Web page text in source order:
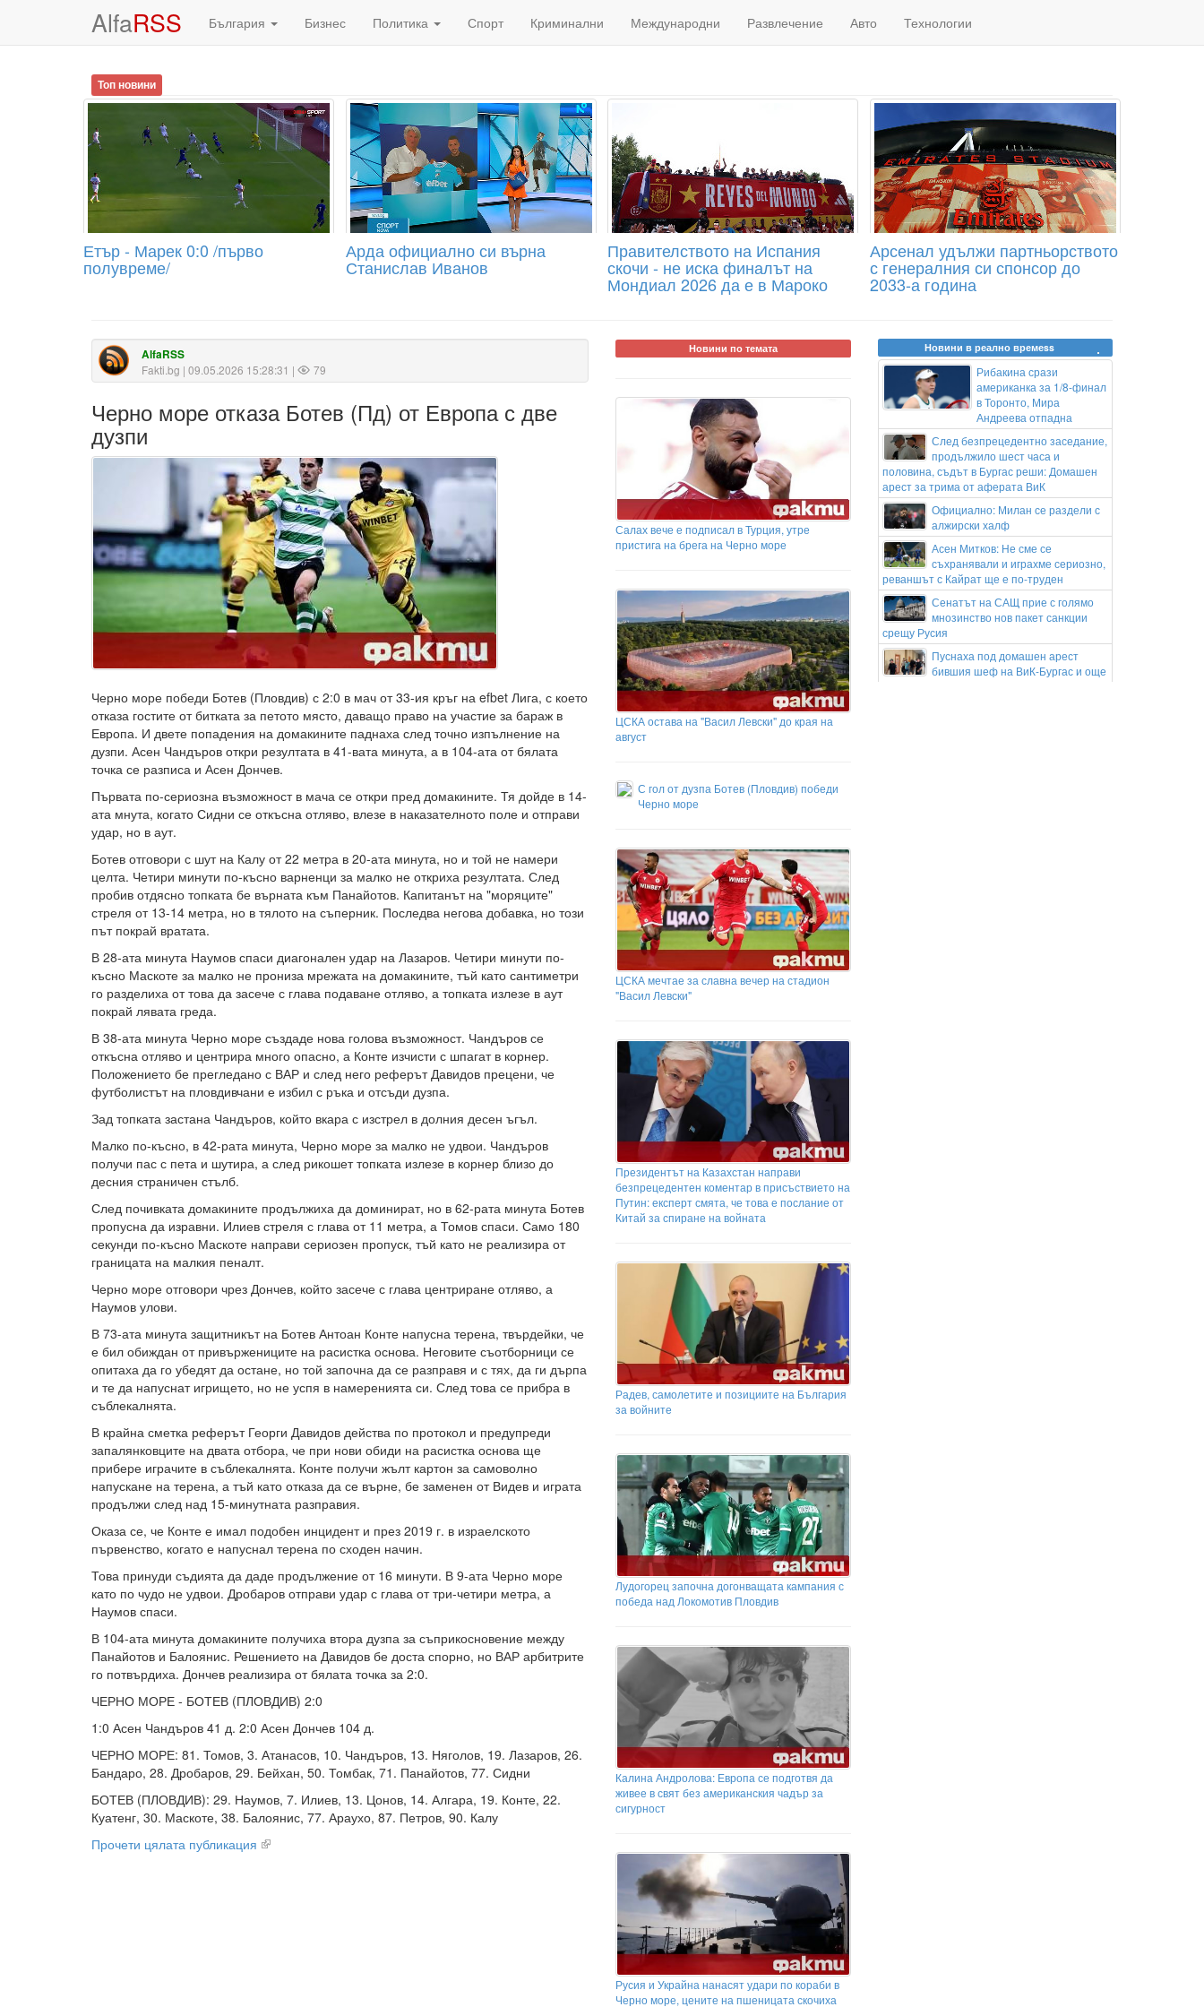
AlfaRSS България Бизнес Политика Спорт Криминални Международни Развлечение Авто Технологии
Топ новини
Етър - Марек 0:0 /първо
полувреме/
Арда официално си върна
Станислав Иванов
Правителството на Испания
скочи - не иска финалът на
Мондиал 2026 да е в Мароко
Арсенал удължи партньорството
с генералния си спонсор до
2033-а година
AlfaRSS
Fakti.bg | 09.05.2026 15:28:31 | 79
Черно море отказа Ботев (Пд) от Европа с две
дузпи
Черно море победи Ботев (Пловдив) с 2:0 в мач от 33-ия кръг на efbet Лига, с което
отказа гостите от битката за петото място, даващо право на участие за бараж в
Европа. И двете попадения на домакините паднаха след точно изпълнение на
дузпи. Асен Чандъров откри резултата в 41-вата минута, а в 104-ата от бялата
точка се разписа и Асен Дончев.
Първата по-сериозна възможност в мача се откри пред домакините. Тя дойде в 14-
ата мнута, когато Сидни се откъсна отляво, влезе в наказателното поле и отправи
удар, но в аут.
Ботев отговори с шут на Калу от 22 метра в 20-ата минута, но и той не намери
целта. Четири минути по-късно варненци за малко не откриха резултата. След
пробив отдясно топката бе върната към Панайотов. Капитанът на "моряците"
стреля от 13-14 метра, но в тялото на съперник. Последва негова добавка, но този
път покрай вратата.
В 28-ата минута Наумов спаси диагонален удар на Лазаров. Четири минути по-
късно Маскоте за малко не прониза мрежата на домакините, тъй като сантиметри
го разделиха от това да засече с глава подаване отляво, а топката излезе в аут
покрай лявата греда.
В 38-ата минута Черно море създаде нова голова възможност. Чандъров се
откъсна отляво и центрира много опасно, а Конте изчисти с шпагат в корнер.
Положението бе прегледано с ВАР и след него реферът Давидов прецени, че
футболистът на пловдивчани е избил с ръка и отсъди дузпа.
Зад топката застана Чандъров, който вкара с изстрел в долния десен ъгъл.
Малко по-късно, в 42-рата минута, Черно море за малко не удвои. Чандъров
получи пас с пета и шутира, а след рикошет топката излезе в корнер близо до
десния страничен стълб.
След почивката домакините продължиха да доминират, но в 62-рата минута Ботев
пропусна да изравни. Илиев стреля с глава от 11 метра, а Томов спаси. Само 180
секунди по-късно Маскоте направи сериозен пропуск, тъй като не реализира от
границата на малкия пеналт.
Черно море отговори чрез Дончев, който засече с глава центриране отляво, а
Наумов улови.
В 73-ата минута защитникът на Ботев Антоан Конте напусна терена, твърдейки, че
е бил обиждан от привържениците на расистка основа. Неговите съотборници се
опитаха да го убедят да остане, но той започна да се разправя и с тях, да ги дърпа
и те да напуснат игрището, но не успя в намеренията си. След това се прибра в
съблекалнята.
В крайна сметка реферът Георги Давидов действа по протокол и предупреди
запалянковците на двата отбора, че при нови обиди на расистка основа ще
прибере играчите в съблекалнята. Конте получи жълт картон за самоволно
напускане на терена, а тъй като отказа да се върне, бе заменен от Видев и играта
продължи след над 15-минутната разправия.
Оказа се, че Конте е имал подобен инцидент и през 2019 г. в израелското
първенство, когато е напуснал терена по сходен начин.
Това принуди съдията да даде продължение от 16 минути. В 9-ата Черно море
като по чудо не удвои. Дробаров отправи удар с глава от три-четири метра, а
Наумов спаси.
В 104-ата минута домакините получиха втора дузпа за съприкосновение между
Панайотов и Балоянис. Решението на Давидов бе доста спорно, но ВАР арбитрите
го потвърдиха. Дончев реализира от бялата точка за 2:0.
ЧЕРНО МОРЕ - БОТЕВ (ПЛОВДИВ) 2:0
1:0 Асен Чандъров 41 д. 2:0 Асен Дончев 104 д.
ЧЕРНО МОРЕ: 81. Томов, 3. Атанасов, 10. Чандъров, 13. Няголов, 19. Лазаров, 26.
Бандаро, 28. Дробаров, 29. Бейхан, 50. Томбак, 71. Панайотов, 77. Сидни
БОТЕВ (ПЛОВДИВ): 29. Наумов, 7. Илиев, 13. Цонов, 14. Алгара, 19. Конте, 22.
Куатенг, 30. Маскоте, 38. Балоянис, 77. Араухо, 87. Петров, 90. Калу
Прочети цялата публикация
Новини по темата
Салах вече е подписал в Турция, утре
пристига на брега на Черно море
ЦСКА остава на "Васил Левски" до края на
август
С гол от дузпа Ботев (Пловдив) победи
Черно море
ЦСКА мечтае за славна вечер на стадион
"Васил Левски"
Президентът на Казахстан направи
безпрецедентен коментар в присъствието на
Путин: експерт смята, че това е послание от
Китай за спиране на войната
Радев, самолетите и позициите на България
за войните
Лудогорец започна догонващата кампания с
победа над Локомотив Пловдив
Калина Андролова: Европа се подготвя да
живее в свят без американския чадър за
сигурност
Русия и Украйна нанасят удари по кораби в
Черно море, цените на пшеницата скочиха
Новини в реално времеss
Рибакина срази
американка за 1/8-финал
в Торонто, Мира
Андреева отпадна
След безпрецедентно заседание,
продължило шест часа и
половина, съдът в Бургас реши: Домашен
арест за трима от аферата ВиК
Официално: Милан се раздели с
алжирски халф
Асен Митков: Не сме се
съхранявали и играхме сериозно,
реваншът с Кайрат ще е по-труден
Сенатът на САЩ прие с голямо
мнозинство нов пакет санкции
срещу Русия
Пуснаха под домашен арест
бившия шеф на ВиК-Бургас и още